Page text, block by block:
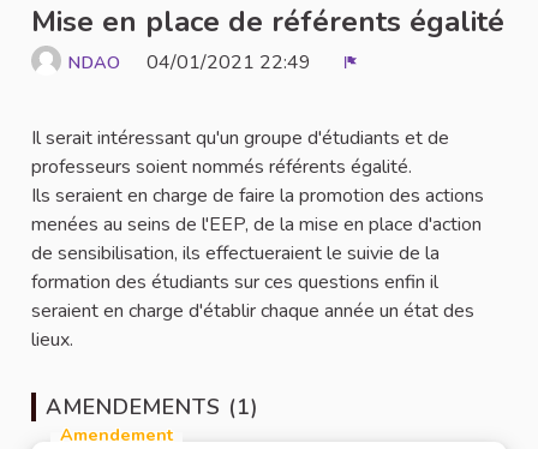
Mise en place de référents égalité
NDAO 04/01/2021 22:49
Il serait intéressant qu'un groupe d'étudiants et de
professeurs soient nommés référents égalité.
Ils seraient en charge de faire la promotion des actions
menées au seins de l'EEP, de la mise en place d'action
de sensibilisation, ils effectueraient le suivie de la
formation des étudiants sur ces questions enfin il
seraient en charge d'établir chaque année un état des
lieux.
AMENDEMENTS (1)
Amendement